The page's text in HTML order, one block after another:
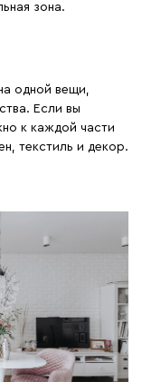
зона.
одной вещи,
Если вы
к каждой части
текстиль и декор.